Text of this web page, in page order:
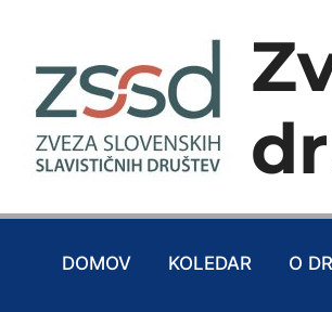
content
DOMOV KOLEDAR O